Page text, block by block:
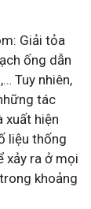
Giải tỏa
ống dẫn
Tuy nhiên,
tác
xuất hiện
liệu thống
xảy ra ở mọi
khoảng